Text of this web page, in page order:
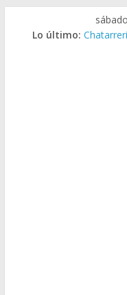
Lo último: